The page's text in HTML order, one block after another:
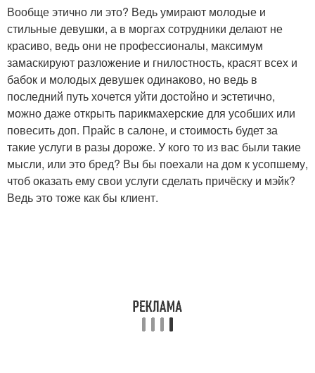
Вообще этично ли это? Ведь умирают молодые и
стильные девушки, а в моргах сотрудники делают не
красиво, ведь они не профессионалы, максимум
замаскируют разложение и гнилостность, красят всех и
бабок и молодых девушек одинаково, но ведь в
последний путь хочется уйти достойно и эстетично,
можно даже открыть парикмахерские для усобших или
повесить доп. Прайс в салоне, и стоимость будет за
такие услуги в разы дороже. У кого то из вас были такие
мысли, или это бред? Вы бы поехали на дом к усопшему,
чтоб оказать ему свои услуги сделать причёску и мэйк?
Ведь это тоже как бы клиент.